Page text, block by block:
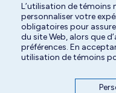
L’utilisation de témoins
personnaliser votre
obligatoires pour
du site Web, alors que
préférences. En
utilisation de témoins